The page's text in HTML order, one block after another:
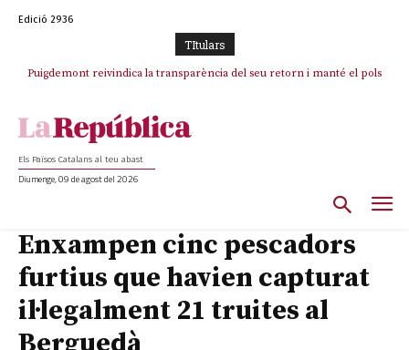
Edició 2936
TItulars
Puigdemont reivindica la transparència del seu retorn i manté el pols
Els Països Catalans al teu abast
Diumenge, 09 de agost del 2026
Enxampen cinc pescadors
furtius que havien capturat
il·legalment 21 truites al